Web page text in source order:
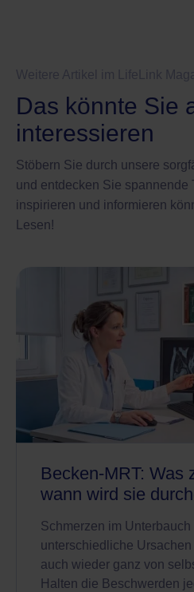
Das könnte Sie
interessieren
Stöbern Sie durch unsere
und entdecken Sie spannende
inspirieren und informieren
Lesen!
Becken-MRT: Was
wann wird sie
Schmerzen im
unterschiedliche
auch wieder ganz von
Halten die Beschwerden